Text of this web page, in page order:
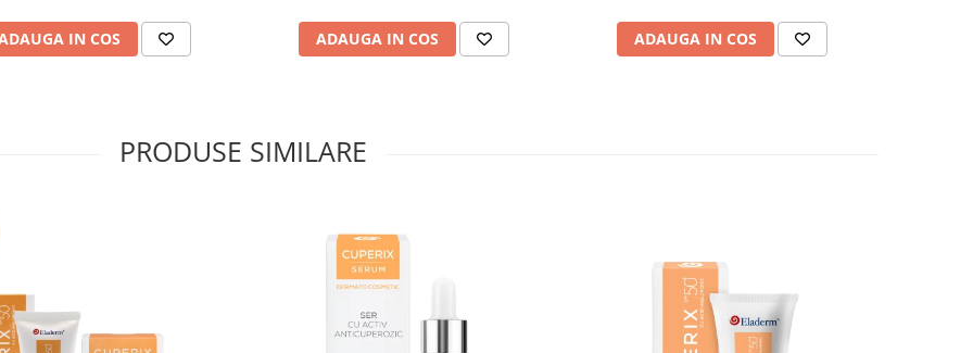
CUPEROZEI?
pe gat, barbie, piept;
sub forma unor vene mici si de
fi semne care semnaleaza
sine si cuperoza.
IN COS ADAUGA IN COS ADAUGA IN COS
PRODUSE SIMILARE